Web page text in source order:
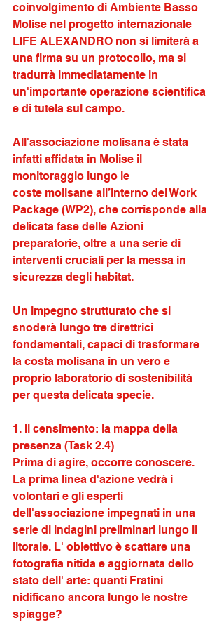
coinvolgimento di Ambiente Basso
Molise nel progetto internazionale
LIFE ALEXANDRO non si limiterà a
una firma su un protocollo, ma si
tradurrà immediatamente in
un'importante operazione scientifica
e di tutela sul campo.
All'associazione molisana è stata
infatti affidata in Molise il
monitoraggio lungo le
coste molisane all’interno del Work
Package (WP2), che corrisponde alla
delicata fase delle Azioni
preparatorie, oltre a una serie di
interventi cruciali per la messa in
sicurezza degli habitat.
Un impegno strutturato che si
snoderà lungo tre direttrici
fondamentali, capaci di trasformare
la costa molisana in un vero e
proprio laboratorio di sostenibilità
per questa delicata specie.
1. Il censimento: la mappa della
presenza (Task 2.4)
Prima di agire, occorre conoscere.
La prima linea d'azione vedrà i
volontari e gli esperti
dell'associazione impegnati in una
serie di indagini preliminari lungo il
litorale. L' obiettivo è scattare una
fotografia nitida e aggiornata dello
stato dell' arte: quanti Fratini
nidificano ancora lungo le nostre
spiagge?